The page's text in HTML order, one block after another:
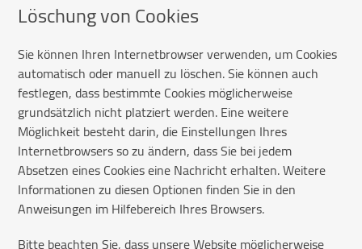
Löschung von Cookies
Sie können Ihren Internetbrowser verwenden, um Cookies
automatisch oder manuell zu löschen. Sie können auch
festlegen, dass bestimmte Cookies möglicherweise
grundsätzlich nicht platziert werden. Eine weitere
Möglichkeit besteht darin, die Einstellungen Ihres
Internetbrowsers so zu ändern, dass Sie bei jedem
Absetzen eines Cookies eine Nachricht erhalten. Weitere
Informationen zu diesen Optionen finden Sie in den
Anweisungen im Hilfebereich Ihres Browsers.
Bitte beachten Sie, dass unsere Website möglicherweise